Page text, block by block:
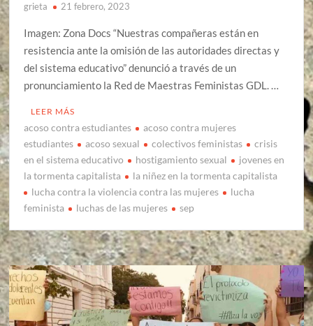
grieta 21 febrero, 2023
Imagen: Zona Docs “Nuestras compañeras están en
resistencia ante la omisión de las autoridades directas y
del sistema educativo” denunció a través de un
pronunciamiento la Red de Maestras Feministas GDL. …
LEER MÁS
acoso contra estudiantes
acoso contra mujeres
estudiantes
acoso sexual colectivos feministas
crisis
en el sistema educativo
hostigamiento sexual
jovenes en
la tormenta capitalista
la niñez en la tormenta capitalista
lucha contra la violencia contra las mujeres
lucha
feminista
luchas de las mujeres sep